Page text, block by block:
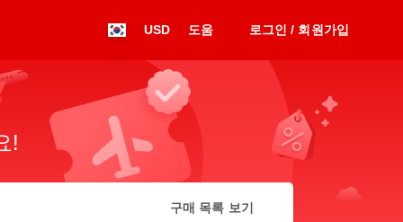
USD 도움 로그인 / 회원가입
!
구매 목록 보기